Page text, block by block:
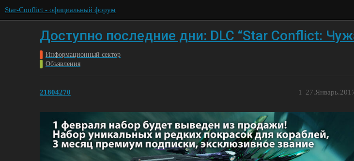
Star-Conflict - официальный форум
Доступно последние дни: DLC “Star Conflict:
Информационный сектор
Объявления
21804270 1